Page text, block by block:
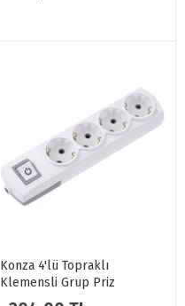
Konza 4'lü Topraklı
Klemensli Grup Priz
Anahtarlı Beyaz